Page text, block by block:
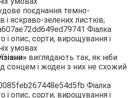
поєднання темно-
і яскраво-зелених листків;
виглядають так, як ніби
сонцем і жоден з них не схожий